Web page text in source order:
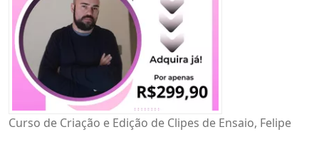
Curso de Criação e Edição de Clipes de Ensaio, Felipe